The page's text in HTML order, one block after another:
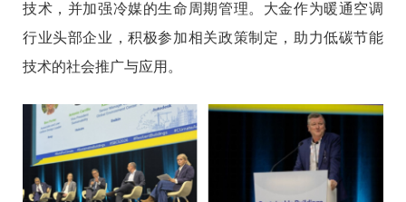
技术，并加强冷媒的生命周期管理。大金作为暖通空调
行业头部企业，积极参加相关政策制定，助力低碳节能
技术的社会推广与应用。